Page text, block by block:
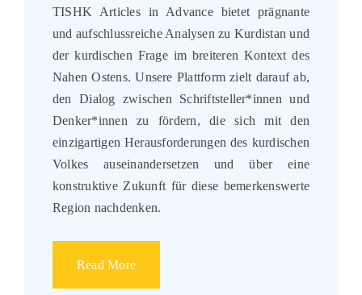
TISHK Articles in Advance bietet prägnante
und aufschlussreiche Analysen zu Kurdistan und
der kurdischen Frage im breiteren Kontext des
Nahen Ostens. Unsere Plattform zielt darauf ab,
den Dialog zwischen Schriftsteller*innen und
Denker*innen zu fördern, die sich mit den
einzigartigen Herausforderungen des kurdischen
Volkes auseinandersetzen und über eine
konstruktive Zukunft für diese bemerkenswerte
Region nachdenken.
Read More